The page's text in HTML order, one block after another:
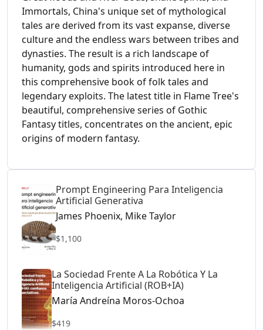
Immortals, China's unique set of mythological
tales are derived from its vast expanse, diverse
culture and the endless wars between tribes and
dynasties. The result is a rich landscape of
humanity, gods and spirits introduced here in
this comprehensive book of folk tales and
legendary exploits. The latest title in Flame Tree's
beautiful, comprehensive series of Gothic
Fantasy titles, concentrates on the ancient, epic
origins of modern fantasy.
Prompt Engineering Para Inteligencia
Artificial Generativa
James Phoenix, Mike Taylor
$1,100
La Sociedad Frente A La Robótica Y La
Inteligencia Artificial (ROB+IA)
María Andreína Moros-Ochoa
$419